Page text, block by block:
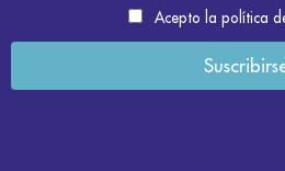
Acepto la política